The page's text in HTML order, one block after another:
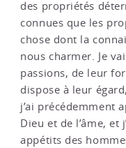
des propriétés
connues que les
chose dont la
nous charmer. Je
passions, de leur
dispose à leur
j’ai précédemment
Dieu et de l’âme, et
appétits des